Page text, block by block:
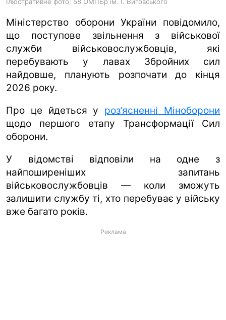
Міністерство оборони України повідомило,
що поступове звільнення з військової
служби військовослужбовців, які
перебувають у лавах Збройних сил
найдовше, планують розпочати до кінця
2026 року.
Про це йдеться у роз’ясненні Міноборони
щодо першого етапу Трансформації Сил
оборони.
У відомстві відповіли на одне з
найпоширеніших запитань
військовослужбовців — коли зможуть
залишити службу ті, хто перебуває у війську
вже багато років.
Реклама